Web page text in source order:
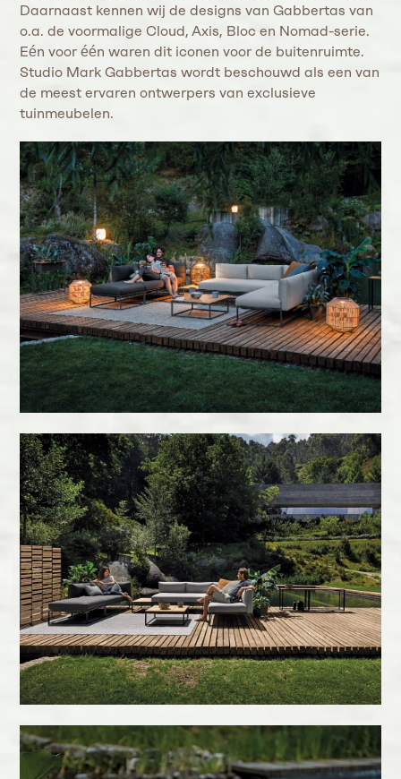
Daarnaast kennen wij de designs van Gabbertas van
o.a. de voormalige Cloud, Axis, Bloc en Nomad-serie.
Eén voor één waren dit iconen voor de buitenruimte.
Studio Mark Gabbertas wordt beschouwd als een van
de meest ervaren ontwerpers van exclusieve
tuinmeubelen.